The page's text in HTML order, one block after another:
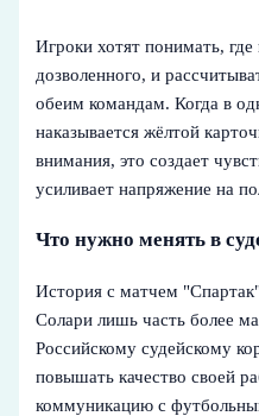
Игроки хотят понимать, где
дозволенного, и
обеим командам. Когда в
наказывается жёлтой
внимания, это создает
усиливает напряжение на
Что нужно менять в
История с матчем
Солари лишь часть более
Российскому судейскому
повышать качество своей
коммуникацию с